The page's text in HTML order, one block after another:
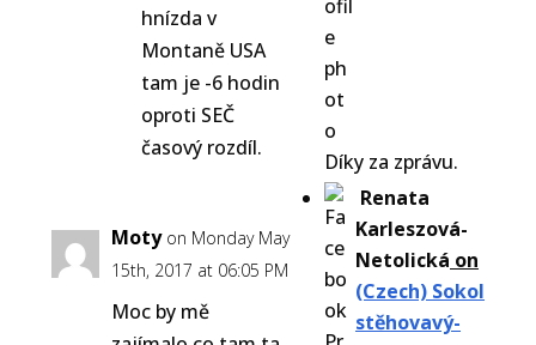
Díky za zprávu.
Renata
Karleszová-
Netolická on
(Czech) Sokol
stěhovavý-
hnízda v
Montaně USA
tam je -6 hodin
oproti SEČ
časový rozdíl.
Moty on Monday May
15th, 2017 at 06:05 PM
Moc by mě